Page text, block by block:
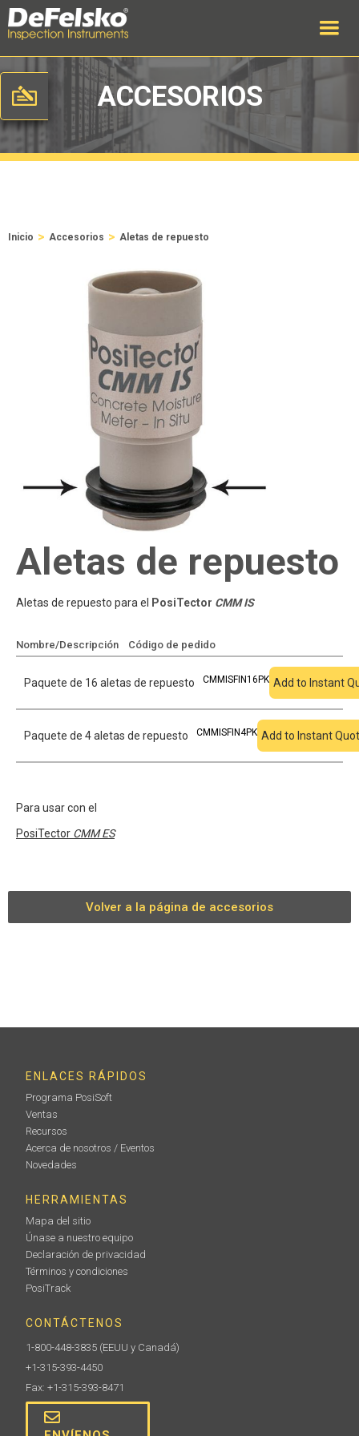
ACCESORIOS
Inicio > Accesorios > Aletas de repuesto
Aletas de repuesto
Aletas de repuesto para el PosiTector CMM IS
Nombre/Descripción Código de pedido
Paquete de 16 aletas de repuesto CMMISFIN16PK Add to Instant
Paquete de 4 aletas de repuesto CMMISFIN4PK Add to Instant
Para usar con el
PosiTector CMM ES
Volver a la página de accesorios
ENLACES RÁPIDOS
Programa PosiSoft
Ventas
Recursos
Acerca de nosotros / Eventos
Novedades
HERRAMIENTAS
Mapa del sitio
Únase a nuestro equipo
Declaración de privacidad
Términos y condiciones
PosiTrack
CONTÁCTENOS
1-800-448-3835 (EEUU y Canadá)
+1-315-393-4450
Fax: +1-315-393-8471